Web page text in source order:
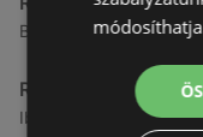
Besenyő u. 16., 9400
Reál
Ibolya út 15., 9400